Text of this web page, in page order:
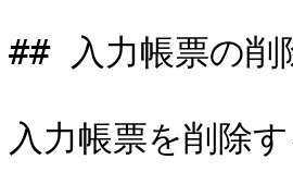
## 入力帳票の削
入力帳票を削除